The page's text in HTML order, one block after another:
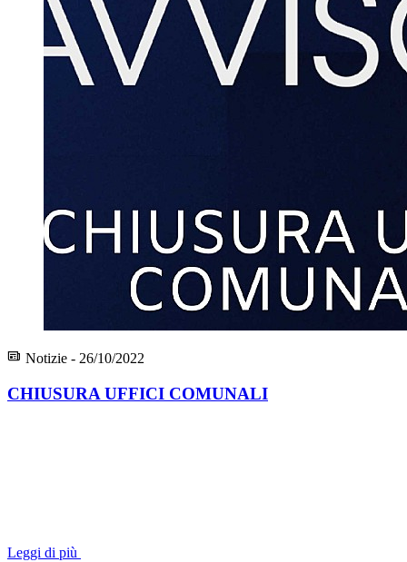
Notizie - 26/10/2022
CHIUSURA UFFICI COMUNALI
Leggi di più